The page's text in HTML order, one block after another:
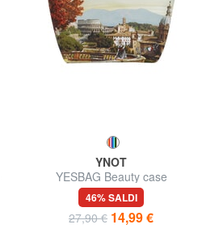
YNOT
YESBAG Beauty case
46% SALDI
27,90 € 14,99 €